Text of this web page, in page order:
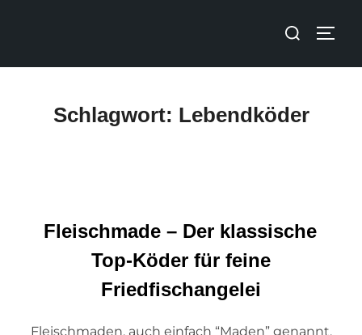
Schlagwort: Lebendköder
Fleischmade – Der klassische
Top-Köder für feine
Friedfischangelei
Fleischmaden, auch einfach “Maden” genannt,